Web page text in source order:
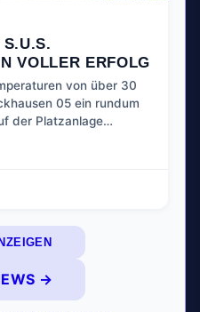
S.U.S.
VOLLER ERFOLG
von über 30
05 ein rundum
der Platzanlage…
→